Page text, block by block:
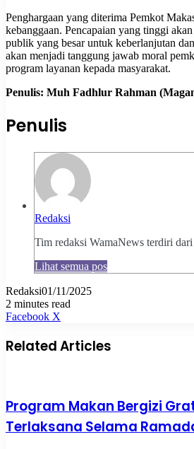
Penghargaan yang diterima Pemkot
kebanggaan. Pencapaian yang tinggi
publik yang besar untuk keberlanjutan
akan menjadi tanggung jawab moral
program layanan kepada masyarakat.
Penulis: Muh Fadhlur Rahman
Penulis
Redaksi
Tim redaksi WamaNews terdiri
Lihat semua pos
Redaksi01/11/2025
2 minutes read
Facebook X
Email
Related Articles
Program Makan Bergizi
Terlaksana Selama